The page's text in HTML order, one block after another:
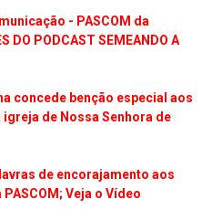
- PASCOM da
DO PODCAST SEMEANDO A
concede benção especial aos
de Nossa Senhora de
de encorajamento aos
Veja o Vídeo